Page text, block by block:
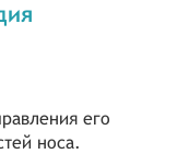
его
носа.